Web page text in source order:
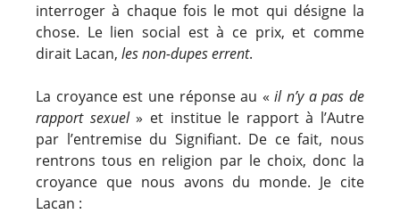
interroger à chaque fois le mot qui désigne la
chose. Le lien social est à ce prix, et comme
dirait Lacan, les non-dupes errent.
La croyance est une réponse au «il n’y a pas de
rapport sexuel» et institue le rapport à l’Autre
par l’entremise du Signifiant. De ce fait, nous
rentrons tous en religion par le choix, donc la
croyance que nous avons du monde. Je cite
Lacan :